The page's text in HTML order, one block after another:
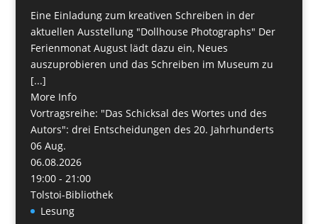
Eine Einladung zum kreativen Schreiben in der
aktuellen Ausstellung "Dollhouse Photographs" Der
Ferienmonat August lädt dazu ein, Neues
auszuprobieren und das Schreiben im Museum zu
[...]
More Info
Vortragsreihe: "Das Schicksal des Wortes und des
Autors": drei Entscheidungen des 20. Jahrhunderts
06 Aug.
06.08.2026
19:00 - 21:00
Tolstoi-Bibliothek
Lesung